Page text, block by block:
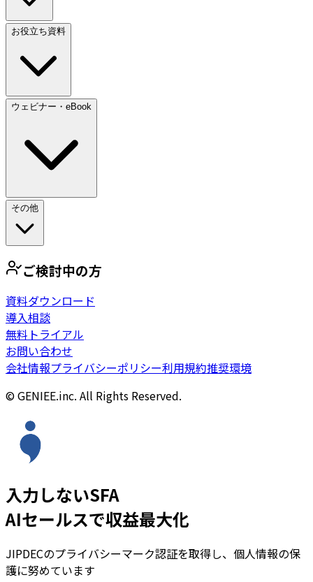
お役立ち資料
ウェビナー・eBook
その他
ご検討中の方
資料ダウンロード
導入相談
無料トライアル
お問い合わせ
会社情報プライバシーポリシー利用規約推奨環境
© GENIEE.inc. All Rights Reserved.
入力しないSFA
AIセールスで収益最大化
JIPDECのプライバシーマーク認証を取得し、個人情報の保
護に努めています